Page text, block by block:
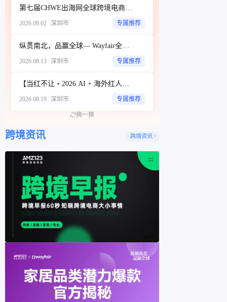
第七届CHWE出海网全球跨境电商展（深圳）秋季展
2026.09.02 深圳市 专属推荐
纵贯南北，品赢全球— Wayfair全品类招商城市巡回Workshop（深圳站）
2026.08.13 深圳市 专属推荐
【当红不让・2026 AI + 海外红人营销大会暨 WotoHub 卖家大会】
2026.08.19 深圳市 专属推荐
换一换
跨境资讯 跨境资讯